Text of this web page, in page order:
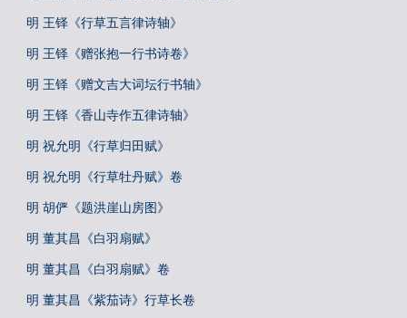
明 王铎《行草五言律诗轴》
明 王铎《赠张抱一行书诗卷》
明 王铎《赠文吉大词坛行书轴》
明 王铎《香山寺作五律诗轴》
明 祝允明《行草归田赋》
明 祝允明《行草牡丹赋》卷
明 胡俨《题洪崖山房图》
明 董其昌《白羽扇赋》
明 董其昌《白羽扇赋》卷
明 董其昌《紫茄诗》行草长卷